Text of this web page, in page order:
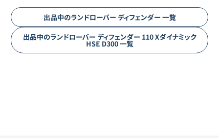
出品中のランドローバー ディフェンダー 一覧
出品中のランドローバー ディフェンダー 110 Xダイナミック
HSE D300一覧